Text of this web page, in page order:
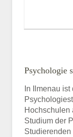
Psychologie
In Ilmenau
Hochschulen
Studium der